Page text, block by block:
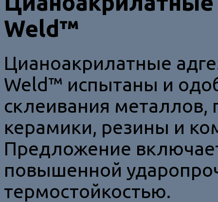
Weld™
Цианоакрилатные
Weld™ испытаны и
склеивания металлов,
керамики, резины и
Предложение
повышенной
термостойкостью.